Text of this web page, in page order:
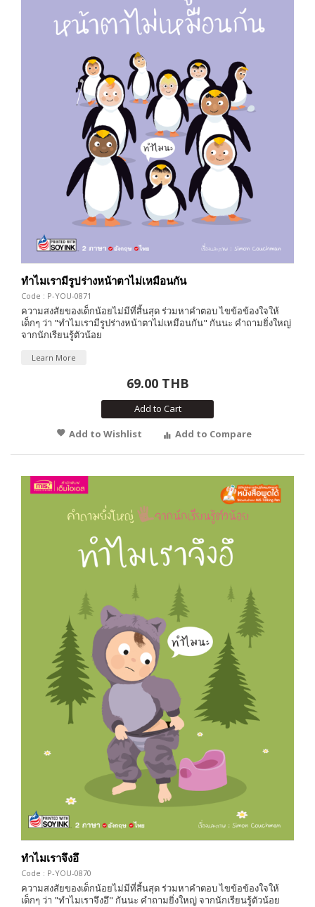
ทำไมเรามีรูปร่างหน้าตาไม่เหมือนกัน
Code : P-YOU-0871
ความสงสัยของเด็กน้อยไม่มีที่สิ้นสุด ร่วมหาคำตอบ ไขข้อข้องใจให้
เด็กๆ ว่า "ทำไมเรามีรูปร่างหน้าตาไม่เหมือนกัน" กันนะ คำถามยิ่งใหญ่
จากนักเรียนรู้ตัวน้อย
Learn More
69.00 THB
Add to Cart
Add to Wishlist
Add to Compare
ทำไมเราจึงอึ
Code : P-YOU-0870
ความสงสัยของเด็กน้อยไม่มีที่สิ้นสุด ร่วมหาคำตอบ ไขข้อข้องใจให้
เด็กๆ ว่า "ทำไมเราจึงอึ" กันนะ คำถามยิ่งใหญ่ จากนักเรียนรู้ตัวน้อย